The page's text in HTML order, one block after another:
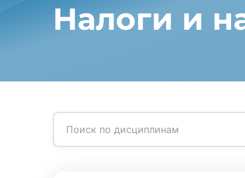
Налоги и